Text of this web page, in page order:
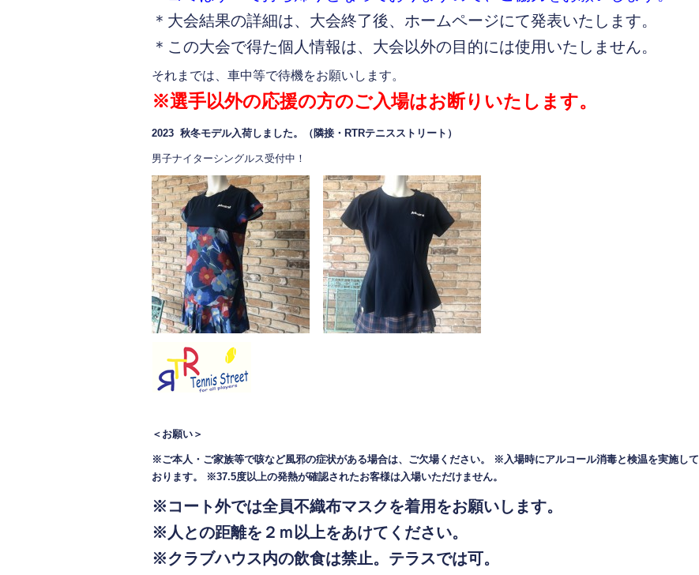
＊大会結果の詳細は、大会終了後、ホームページにて発表いたします。
＊この大会で得た個人情報は、大会以外の目的には使用いたしません。
それまでは、車中等で待機をお願いします。
※選手以外の応援の方のご入場はお断りいたします。
2023 秋冬モデル入荷しました。（隣接・RTRテニスストリート）
男子ナイターシングルス受付中！
＜お願い＞
※ご本人・ご家族等で咳など風邪の症状がある場合は、ご欠場ください。
※入場時にアルコール消毒と検温を実施して
おります。
※37.5度以上の発熱が確認されたお客様は入場いただけません。
※コート外では全員不織布マスクを着用をお願いします。
※人との距離を２ｍ以上をあけてください。
※クラブハウス内の飲食は禁止。テラスでは可。